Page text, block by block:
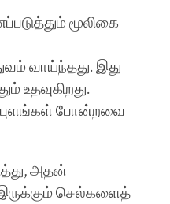
மூலிகை
வாய்ந்தது. இது
உதவுகிறது.
போன்றவை
அதன்
செல்களைத்